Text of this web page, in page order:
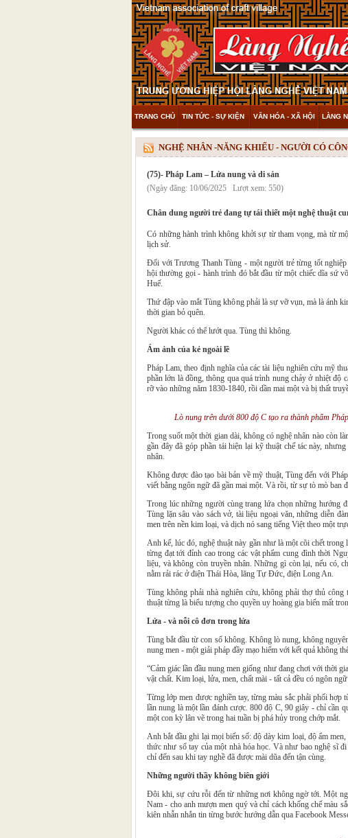
TRANG CHỦ TIN TỨC - SỰ KIỆN VĂN HÓA - XÃ HỘI LÀNG
THAM KHẢO & KHÁM PHÁ VIDEO
NGHỆ NHÂN -NĂNG KHIẾU - NGƯỜI CÓ
(75)- Pháp Lam – Lửa nung và di sản
(Ngày đăng: 10/06/2025 Lượt xem: 550)
Chân dung người trẻ đang tự tái thiết một nghệ thuật
Có những hành trình không khởi sự từ tham vọng, mà từ
lịch sử.
Đối với Trương Thanh Tùng - một người trẻ từng tốt
hội thường gọi - hành trình đó bắt đầu từ một chiếc dĩa sứ
Huế.
Thứ đập vào mắt Tùng không phải là sự vỡ vụn, mà là ánh
thời gian bỏ quên.
Người khác có thể lướt qua. Tùng thì không.
Ám ảnh của kẻ ngoài lề
Pháp Lam, theo định nghĩa của các tài liệu nghiên cứu mỹ
phần lớn là đồng, thông qua quá trình nung chảy ở nhiệt
rỡ vào những năm 1830-1840, rồi dần mai một và bị thất
Lò nung trên dưới 800 độ C tạo ra thành phẩm
Trong suốt một thời gian dài, không có nghệ nhân nào còn
gần đây đã góp phần tái hiện lại kỹ thuật chế tác này,
nhân.
Không được đào tạo bài bản về mỹ thuật, Tùng đến với
viết bằng ngôn ngữ đã gần mai một. Và rồi, từ sự tò mò ban
Trong lúc những người cùng trang lứa chọn những hướng
Tùng lặn sâu vào sách vở, tài liệu ngoại văn, những diễn
men trên nền kim loại, và dịch nó sang tiếng Việt theo một
Anh kể, lúc đó, nghệ thuật này gần như là một cõi chết
từng đạt tới đỉnh cao trong các vật phẩm cung đình thời
liệu, và không còn truyền nhân. Những gì còn lại, nếu có,
nằm rải rác ở điện Thái Hòa, lăng Tự Đức, điện Long An.
Tùng không phải nhà nghiên cứu, không phải thợ thủ
thuật từng là biểu tượng cho quyền uy hoàng gia biến mất
Lửa - và nỗi cô đơn trong lửa
Tùng bắt đầu từ con số không. Không lò nung, không
nung men - một giải pháp đầy mạo hiểm với kết quả không
“Cảm giác lần đầu nung men giống như đang chơi với thời
vật chất. Kim loại, lửa, men, chất mài - tất cả đều có ngôn
Từng lớp men được nghiền tay, từng màu sắc phải phối hợp
lần nung là một lần đánh cược. 800 độ C, 90 giây - chỉ cần
một con kỳ lân vẽ trong hai tuần bị phá hủy trong chớp mắt.
Anh bắt đầu ghi lại mọi biến số: độ dày kim loại, độ ẩm
thức như sổ tay của một nhà hóa học. Và như bao nghệ sĩ
chỉ đến sau khi tay nghề đã được mài dũa đến tận cùng.
Những người thầy không biên giới
Đôi khi, sự cứu rỗi đến từ những nơi không ngờ tới. Một
Nam - cho anh mượn men quý và chỉ cách khống chế màu
kiên nhẫn nhắn tin từng bước hướng dẫn qua Facebook